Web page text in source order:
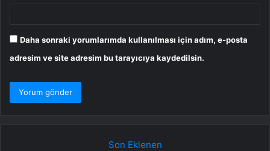
Daha sonraki yorumlarımda kullanılması için adım, e-posta
adresim ve site adresim bu tarayıcıya kaydedilsin.
Son Eklenen